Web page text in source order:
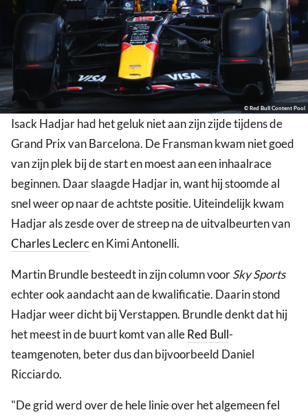
© Red Bull Content Pool
Isack Hadjar had het geluk niet aan zijn zijde tijdens de
Grand Prix van Barcelona. De Fransman kwam niet goed
van zijn plek bij de start en moest aan een inhaalrace
beginnen. Daar slaagde Hadjar in, want hij stoomde al
snel weer op naar de achtste positie. Uiteindelijk kwam
Hadjar als zesde over de streep na de uitvalbeurten van
Charles Leclercen Kimi Antonelli.
Martin Brundle besteedt in zijn column voorSky Sports
echter ook aandacht aan de kwalificatie. Daarin stond
Hadjar weer dicht bij Verstappen. Brundle denkt dat hij
het meest in de buurt komt van alleRed Bull-
teamgenoten, beter dus dan bijvoorbeeld Daniel
Ricciardo.
"De grid werd over de hele linie over het algemeen fel